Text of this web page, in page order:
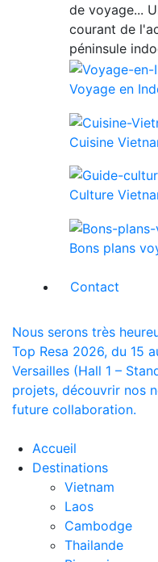
de voyage...
courant de
péninsule
Voyage en
Cuisine
Culture
Bons plans
Contact
Nous serons très
Top Resa 2026, du 15
Versailles (Hall 1 –
projets, découvrir nos
future collaboration.
Accueil
Destinations
Vietnam
Laos
Cambodge
Thailande